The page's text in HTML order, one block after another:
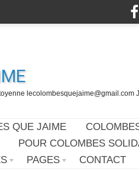
lecolombesquejaime@gmail.com
QUE JAIME
POUR COLOMBES
PAGES CONTACT